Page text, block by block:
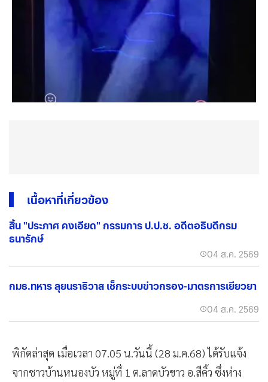
เนื้อหาที่เกี่ยวข้อง
สิ้น "ประภาศ คงเอียด" กรรมการ ป.ป.ช. อดีตอธิบดีกรม
ธนารักษ์
04 ส.ค. 2569
กมธ.ทหาร ลุยนราธิวาส เช็กระบบข่าวกรอง-มาตรการเยียวยา
04 ส.ค. 2569
พิกัดล่าสุด เมื่อเวลา 07.05 น.วันนี้ (28 ม.ค.68) ได้รับแจ้ง
จากชาวบ้านหนองบัว หมู่ที่ 1 ต.ลาดบัวขาว อ.สีคิ้ว ซึ่งห่าง